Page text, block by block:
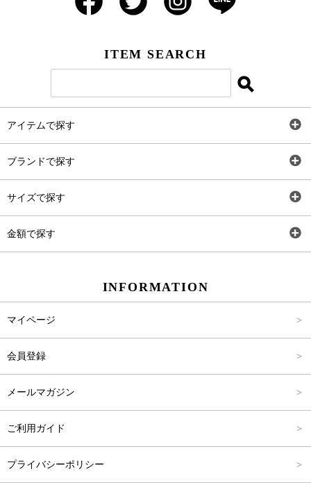
ITEM SEARCH
アイテムで探す
ブランドで探す
サイズで探す
金額で探す
INFORMATION
マイページ
会員登録
メールマガジン
ご利用ガイド
プライバシーポリシー